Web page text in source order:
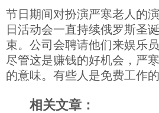
节日期间对扮演严寒老人的
日活动会一直持续俄罗斯圣
束。公司会聘请他们来娱乐
尽管这是赚钱的好机会，严
的意味。有些人是免费工作的
相关文章：